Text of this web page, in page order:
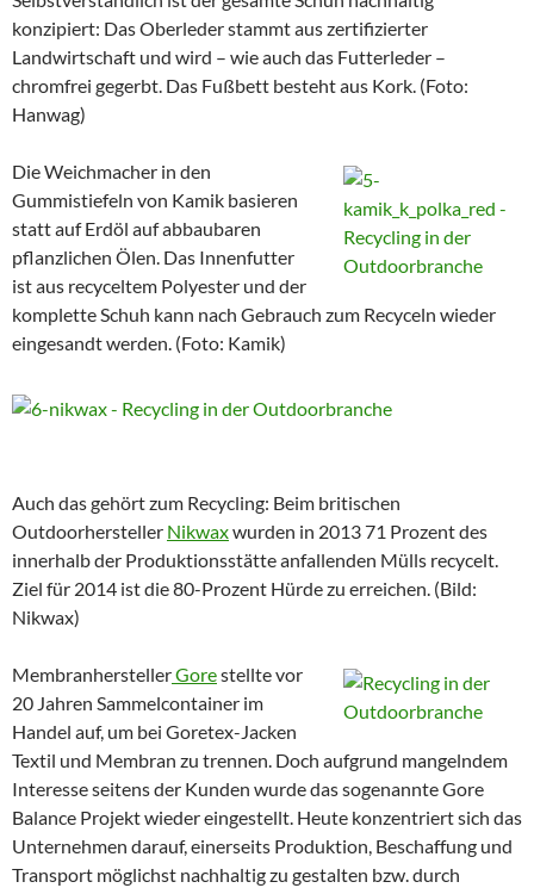
konzipiert: Das Oberleder stammt aus zertifizierter
Landwirtschaft und wird – wie auch das Futterleder –
chromfrei gegerbt. Das Fußbett besteht aus Kork. (Foto:
Hanwag)
Die Weichmacher in den
Gummistiefeln von Kamik basieren
statt auf Erdöl auf abbaubaren
pflanzlichen Ölen. Das Innenfutter
ist aus recyceltem Polyester und der
komplette Schuh kann nach Gebrauch zum Recyceln wieder
eingesandt werden. (Foto: Kamik)
Auch das gehört zum Recycling: Beim britischen
Outdoorhersteller Nikwaxwurden in 2013 71 Prozent des
innerhalb der Produktionsstätte anfallenden Mülls recycelt.
Ziel für 2014 ist die 80-Prozent Hürde zu erreichen. (Bild:
Nikwax)
MembranherstellerGorestellte vor
20 Jahren Sammelcontainer im
Handel auf, um bei Goretex-Jacken
Textil und Membran zu trennen. Doch aufgrund mangelndem
Interesse seitens der Kunden wurde das sogenannte Gore
Balance Projekt wieder eingestellt. Heute konzentriert sich das
Unternehmen darauf, einerseits Produktion, Beschaffung und
Transport möglichst nachhaltig zu gestalten bzw. durch